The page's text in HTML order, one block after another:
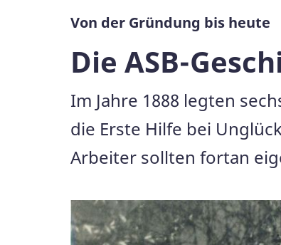
Von der Gründung bis heute
Die ASB-
Im Jahre 1888 legten
die Erste Hilfe bei
Arbeiter sollten fortan